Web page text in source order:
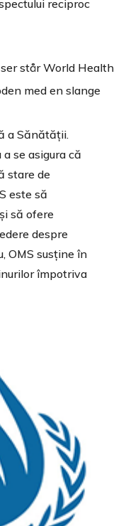
reciproc
a Sănătății.
se asigura că
stare de
este să
să ofere
despre
OMS susține în
împotriva